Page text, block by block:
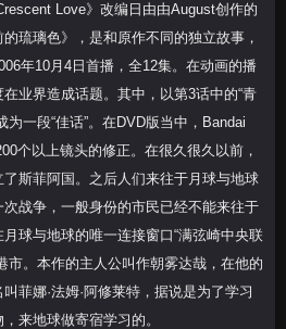
Love》改编日由由August创作的
琉璃色》，是和原作不同的独立故事，
年10月4日首播，全12集。在动画的播
业界造成话题。其中，以第3话中的“青
一段“佳话”。在DVD版当中，Bandai
个以上镜头的修正。在很久很久以前，
斯菲阿国。之后人们来往于月球与地球
战争，一般身份的市民已经不能来往于
球与地球的唯一连接窗口“满弦崎中央联
市。本作的主人公叫作朝雾达哉，在他的
菲娜·法姆·阿修莱特，据说是为了学习
来地球做寄宿学习的。